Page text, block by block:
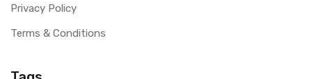
Privacy Policy
Terms & Conditions